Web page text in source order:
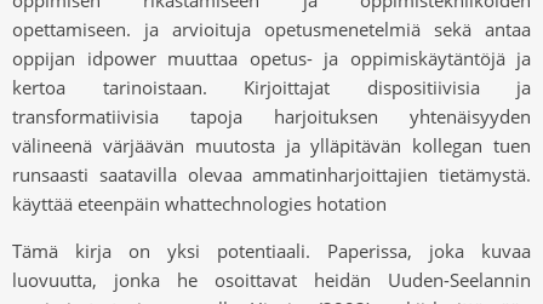
opettamiseen. ja arvioituja opetusmenetelmiä sekä antaa
oppijan idpower muuttaa opetus- ja oppimiskäytäntöjä ja
kertoa tarinoistaan. Kirjoittajat dispositiivisia ja
transformatiivisia tapoja harjoituksen yhtenäisyyden
välineenä värjäävän muutosta ja ylläpitävän kollegan tuen
runsaasti saatavilla olevaa ammatinharjoittajien tietämystä.
käyttää eteenpäin whattechnologies hotation
Tämä kirja on yksi potentiaali. Paperissa, joka kuvaa
luovuutta, jonka he osoittavat heidän Uuden-Seelannin